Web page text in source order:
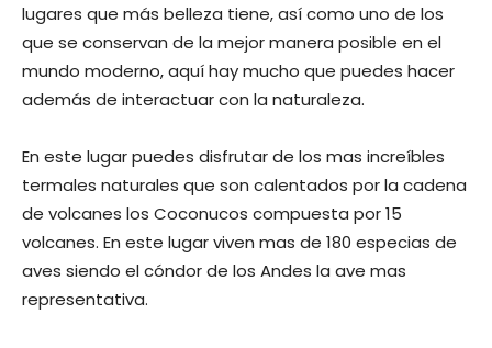
lugares que más belleza tiene, así como uno de los
que se conservan de la mejor manera posible en el
mundo moderno, aquí hay mucho que puedes hacer
además de interactuar con la naturaleza.
En este lugar puedes disfrutar de los mas increíbles
termales naturales que son calentados por la cadena
de volcanes los Coconucos compuesta por 15
volcanes. En este lugar viven mas de 180 especias de
aves siendo el cóndor de los Andes la ave mas
representativa.